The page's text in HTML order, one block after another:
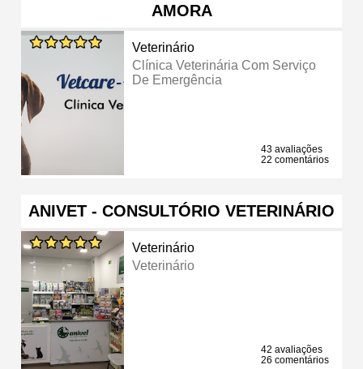
AMORA
Veterinário
Clínica Veterinária Com Serviço
De Emergência
43 avaliações
22 comentários
ANIVET - CONSULTÓRIO VETERINÁRIO
Veterinário
Veterinário
42 avaliações
26 comentários